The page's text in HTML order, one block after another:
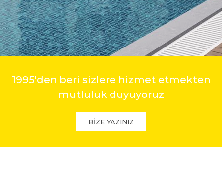
1995'den beri sizlere hizmet etmekten
mutluluk duyuyoruz
BİZE YAZINIZ